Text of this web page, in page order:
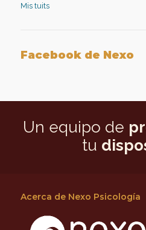
Mis tuits
Facebook de Nexo
Un equipo de
tu
Acerca de Nexo Psicología